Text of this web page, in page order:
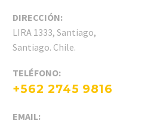
DIRECCIÓN:
LIRA 1333, Santiago,
Santiago. Chile.
TELÉFONO:
+562 2745 9816
EMAIL: